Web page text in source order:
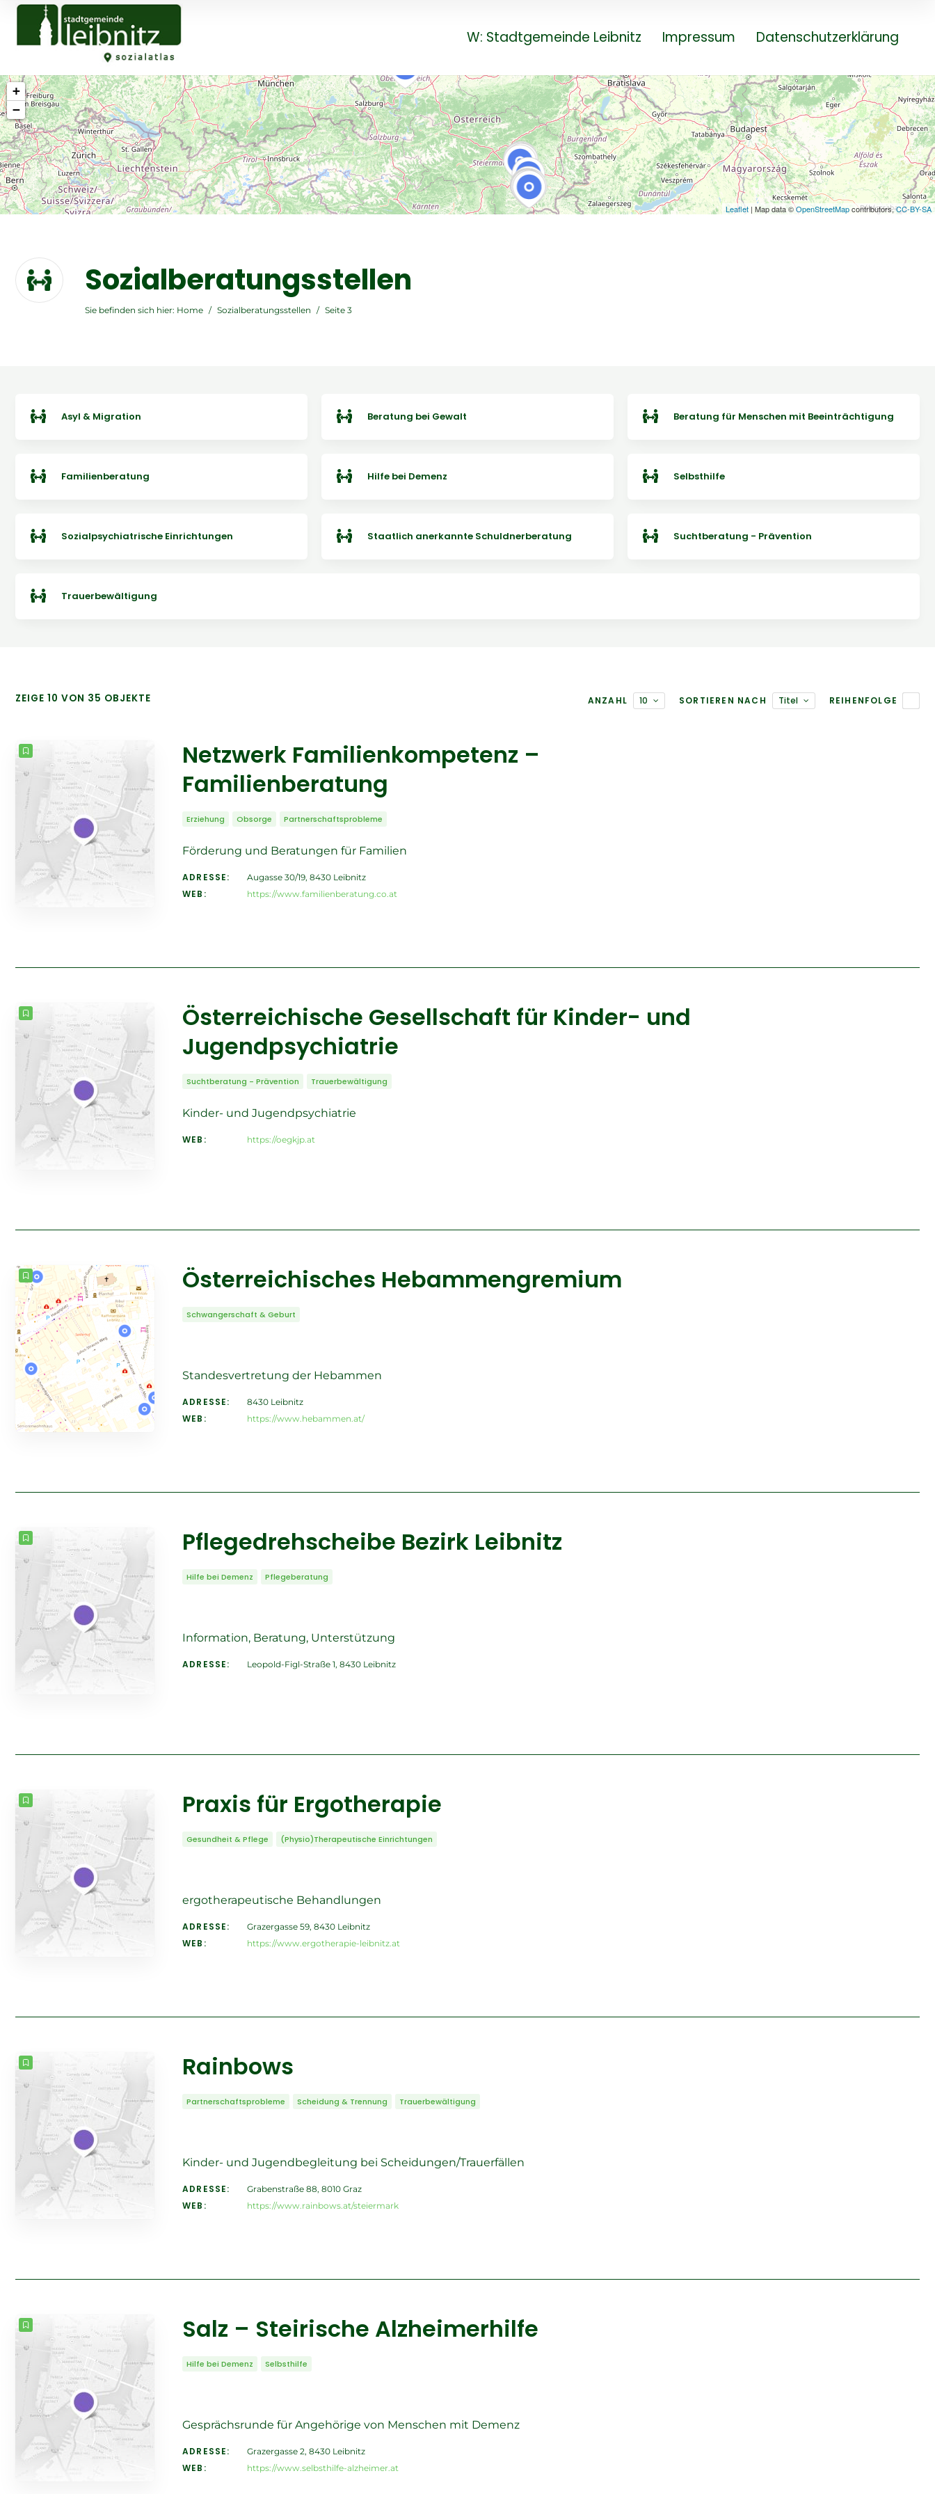
W: Stadtgemeinde Leibnitz Impressum Datenschutzerklärung
+
−
Leaflet | Map data ©OpenStreetMapcontributors,CC-BY-SA
Sozialberatungsstellen
Sie befinden sich hier: Home / Sozialberatungsstellen / Seite 3
Asyl & Migration Beratung bei Gewalt Beratung für Menschen mit Beeinträchtigung
Familienberatung Hilfe bei Demenz Selbsthilfe
Sozialpsychiatrische Einrichtungen Staatlich anerkannte Schuldnerberatung Suchtberatung - Prävention
Trauerbewältigung
ZEIGE 10 VON 35 OBJEKTE ANZAHL 10 SORTIEREN NACH Titel REIHENFOLGE
Netzwerk Familienkompetenz –
Familienberatung
Erziehung Obsorge Partnerschaftsprobleme
Förderung und Beratungen für Familien
ADRESSE: Augasse 30/19, 8430 Leibnitz
WEB: https://www.familienberatung.co.at
Österreichische Gesellschaft für Kinder- und
Jugendpsychiatrie
Suchtberatung - Prävention Trauerbewältigung
Kinder- und Jugendpsychiatrie
WEB: https://oegkjp.at
Österreichisches Hebammengremium
Schwangerschaft & Geburt
Standesvertretung der Hebammen
ADRESSE: 8430 Leibnitz
WEB: https://www.hebammen.at/
Pflegedrehscheibe Bezirk Leibnitz
Hilfe bei Demenz Pflegeberatung
Information, Beratung, Unterstützung
ADRESSE: Leopold-Figl-Straße 1, 8430 Leibnitz
Praxis für Ergotherapie
Gesundheit & Pflege (Physio)Therapeutische Einrichtungen
ergotherapeutische Behandlungen
ADRESSE: Grazergasse 59, 8430 Leibnitz
WEB: https://www.ergotherapie-leibnitz.at
Rainbows
Partnerschaftsprobleme Scheidung & Trennung Trauerbewältigung
Kinder- und Jugendbegleitung bei Scheidungen/Trauerfällen
ADRESSE: Grabenstraße 88, 8010 Graz
WEB: https://www.rainbows.at/steiermark
Salz – Steirische Alzheimerhilfe
Hilfe bei Demenz Selbsthilfe
Gesprächsrunde für Angehörige von Menschen mit Demenz
ADRESSE: Grazergasse 2, 8430 Leibnitz
WEB: https://www.selbsthilfe-alzheimer.at